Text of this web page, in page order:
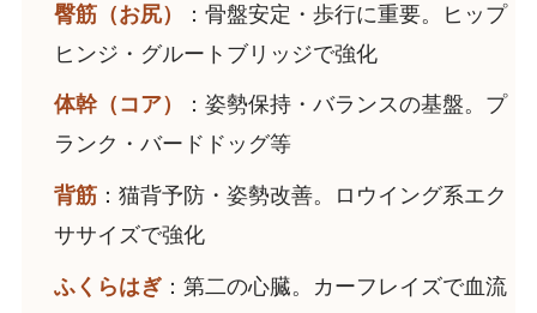
臀筋（お尻）
：骨盤安定・歩行に重要。ヒップ
ヒンジ・グルートブリッジで強化
体幹（コア）
：姿勢保持・バランスの基盤。プ
ランク・バードドッグ等
背筋：猫背予防・姿勢改善。ロウイング系エク
ササイズで強化
ふくらはぎ：第二の心臓。カーフレイズで血流